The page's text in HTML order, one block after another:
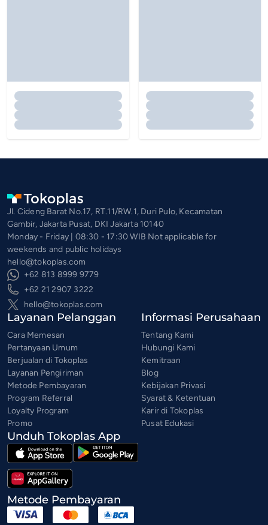
Jl. Cideng Barat No.17, RT.11/RW.1, Duri Pulo, Kecamatan
Gambir, Jakarta Pusat, DKI Jakarta 10140
Monday - Friday | 08:30 - 17:30 WIB Not applicable for
weekends and public holidays
hello@tokoplas.com
+62 813 8999 9779
+62 21 2907 3222
hello@tokoplas.com
Layanan Pelanggan
Cara Memesan
Pertanyaan Umum
Berjualan di Tokoplas
Layanan Pengiriman
Metode Pembayaran
Program Referral
Loyalty Program
Promo
Informasi Perusahaan
Tentang Kami
Hubungi Kami
Kemitraan
Blog
Kebijakan Privasi
Syarat & Ketentuan
Karir di Tokoplas
Pusat Edukasi
Unduh Tokoplas App
Metode Pembayaran